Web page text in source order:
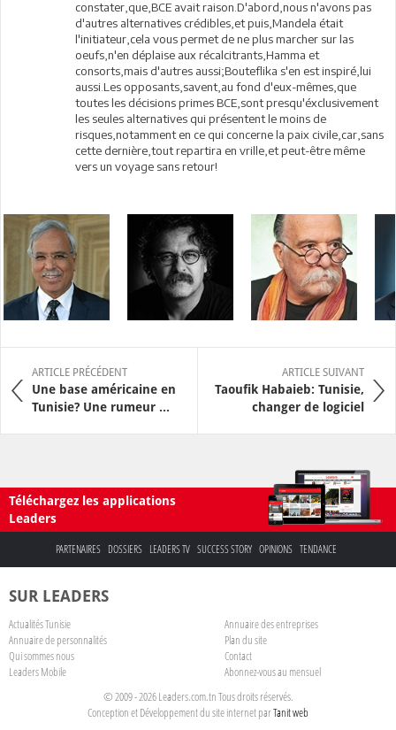
constater,que,BCE avait raison.D'abord,nous n'avons pas
d'autres alternatives crédibles,et puis,Mandela était
l'initiateur,cela vous permet de ne plus marcher sur las
oeufs,n'en déplaise aux récalcitrants,Hamma et
consorts,mais d'autres aussi;Bouteflika s'en est inspiré,lui
aussi.Les opposants,savent,au fond d'eux-mêmes,que
toutes les décisions primes BCE,sont presqu'éxclusivement
les seules alternatives qui présentent le moins de
risques,notamment en ce qui concerne la paix civile,car,sans
cette dernière,tout repartira en vrille,et peut-être même
vers un voyage sans retour!
ARTICLE PRÉCÉDENT
Une base américaine en
Tunisie? Une rumeur ...
ARTICLE SUIVANT
Taoufik Habaieb: Tunisie,
changer de logiciel
Téléchargez les applications
Leaders
PARTENAIRES DOSSIERS LEADERS TV SUCCESS STORY OPINIONS TENDANCE
SUR LEADERS
Actualités Tunisie
Annuaire des entreprises
Annuaire de personnalités
Plan du site
Qui sommes nous
Contact
Leaders Mobile
Abonnez-vous au mensuel
© 2009 - 2026 Leaders.com.tn Tous droits réservés.
Conception et Développement du site internet parTanit web